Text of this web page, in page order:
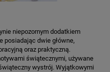
niepozornym dodatkiem
posiadając dwie główne,
oraz praktyczną.
świątecznymi, używane
wystrój. Wyjątkowymi